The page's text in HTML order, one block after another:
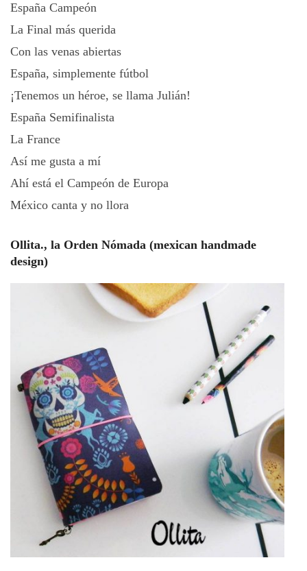
España Campeón
La Final más querida
Con las venas abiertas
España, simplemente fútbol
¡Tenemos un héroe, se llama Julián!
España Semifinalista
La France
Así me gusta a mí
Ahí está el Campeón de Europa
México canta y no llora
Ollita., la Orden Nómada (mexican handmade
design)